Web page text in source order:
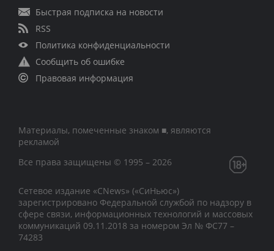
Быстрая подписка на новости
RSS
Политика конфиденциальности
Сообщить об ошибке
Правовая информация
Материалы, помеченные знаком ■, являются
рекламой
Все права защищены © 1995 – 2026
Сетевое издание «CNews» («СиНьюс»)
зарегистрировано Федеральной службой по надзору в
сфере связи, информационных технологий и массовых
коммуникаций 09.11.2018 за номером Эл № ФС77 –
74283